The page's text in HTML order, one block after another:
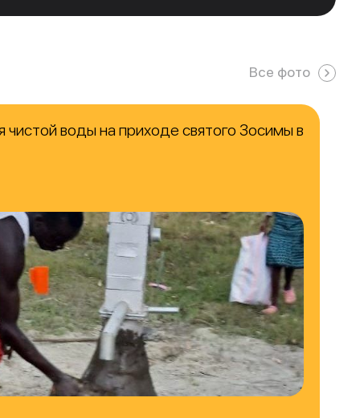
Все фото
воды на приходе святого Зосимы в